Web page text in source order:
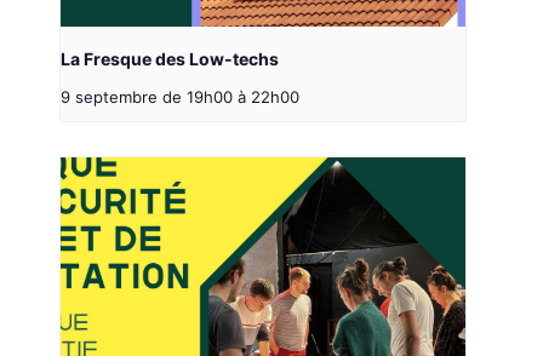
La Fresque des Low-techs
9 septembre de 19h00 à 22h00